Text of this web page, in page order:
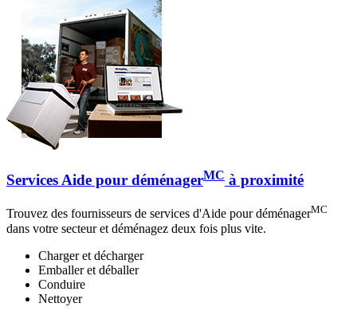
Services Aide pour déménagerMC à proximité
Trouvez des fournisseurs de services d'Aide pour déménagerMC
dans votre secteur et déménagez deux fois plus vite.
Charger et décharger
Emballer et déballer
Conduire
Nettoyer